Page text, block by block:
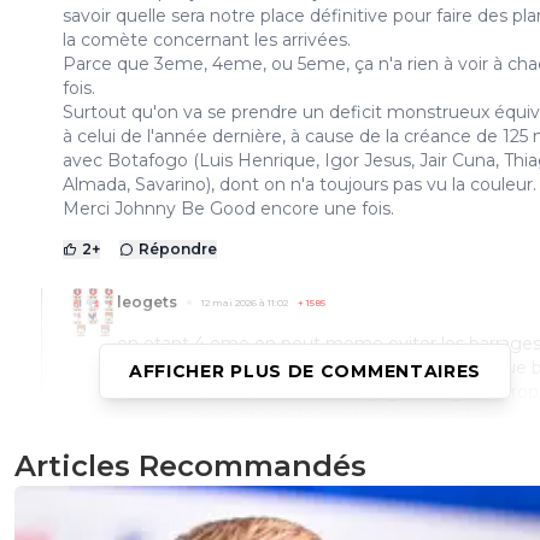
savoir quelle sera notre place définitive pour faire des
la comète concernant les arrivées.
Parce que 3eme, 4eme, ou 5eme, ça n'a rien à voir à
fois.
Surtout qu'on va se prendre un deficit monstrueux
à celui de l'année dernière, à cause de la créance de 125
avec Botafogo (Luis Henrique, Igor Jesus, Jair Cuna,
Almada, Savarino), dont on n'a toujours pas vu la couleur.
Merci Johnny Be Good encore une fois.
2+ Répondre
leogets 12 mai 2026 à 11:02 +1585
en etant 4 eme on peut meme eviter les
etre qualifier directement bon pour ca il faut que
0 + Répondre
flaco75-reviens-l-o 12 mai 2026 à 15:05
AFFICHER PLUS DE COMMENTAIRES
Articles Recommandés